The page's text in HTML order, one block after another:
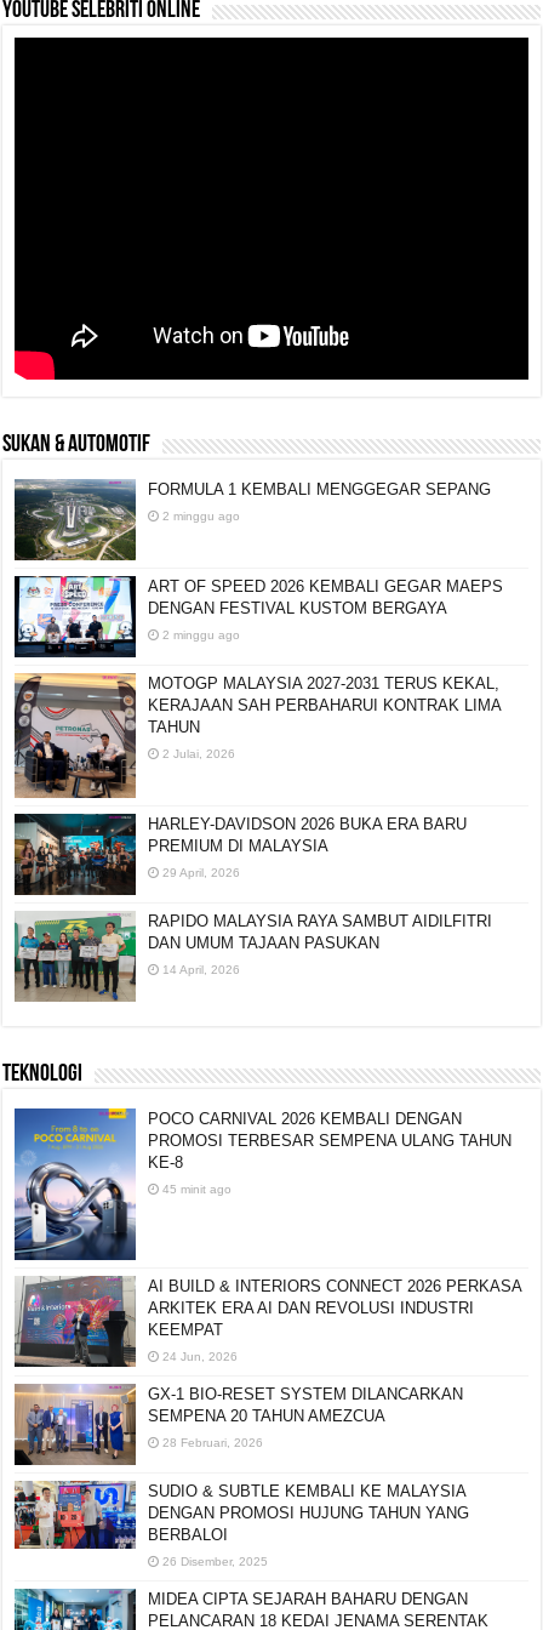
YouTube selebriti online
SUKAN & AUTOMOTIF
FORMULA 1 KEMBALI MENGGEGAR SEPANG
2 minggu ago
ART OF SPEED 2026 KEMBALI GEGAR MAEPS
DENGAN FESTIVAL KUSTOM BERGAYA
2 minggu ago
MOTOGP MALAYSIA 2027-2031 TERUS KEKAL,
KERAJAAN SAH PERBAHARUI KONTRAK LIMA
TAHUN
2 Julai, 2026
HARLEY-DAVIDSON 2026 BUKA ERA BARU
PREMIUM DI MALAYSIA
29 April, 2026
RAPIDO MALAYSIA RAYA SAMBUT AIDILFITRI
DAN UMUM TAJAAN PASUKAN
14 April, 2026
TEKNOLOGI
POCO CARNIVAL 2026 KEMBALI DENGAN
PROMOSI TERBESAR SEMPENA ULANG TAHUN
KE-8
45 minit ago
AI BUILD & INTERIORS CONNECT 2026 PERKASA
ARKITEK ERA AI DAN REVOLUSI INDUSTRI
KEEMPAT
24 Jun, 2026
GX-1 BIO-RESET SYSTEM DILANCARKAN
SEMPENA 20 TAHUN AMEZCUA
28 Februari, 2026
SUDIO & SUBTLE KEMBALI KE MALAYSIA
DENGAN PROMOSI HUJUNG TAHUN YANG
BERBALOI
26 Disember, 2025
MIDEA CIPTA SEJARAH BAHARU DENGAN
PELANCARAN 18 KEDAI JENAMA SERENTAK